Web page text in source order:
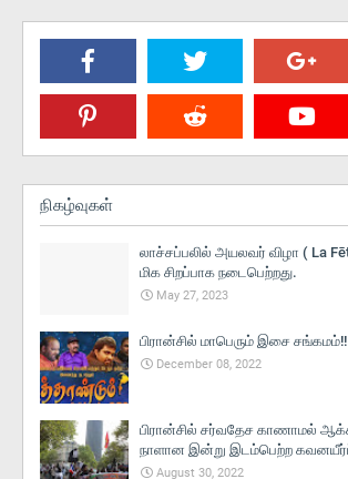
நிகழ்வுகள்
லாச்சப்பலில் அயலவர் விழா ( La
மிக சிறப்பாக நடைபெற்றது.
May 27, 2023
பிரான்சில் மாபெரும் இசை சங்கமம்!!
December 08, 2022
பிரான்சில் சர்வதேச காணாமல்
நாளான இன்று இடம்பெற்ற
August 30, 2022